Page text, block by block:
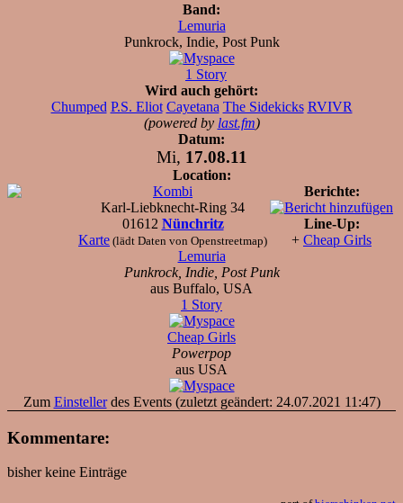
Band:
Lemuria
Punkrock, Indie, Post Punk
1 Story
Wird auch gehört:
Chumped P.S. Eliot Cayetana The Sidekicks RVIVR
(powered by last.fm)
Datum:
Mi, 17.08.11
Location:
Kombi
Karl-Liebknecht-Ring 34
01612 Nünchritz
Karte (lädt Daten von Openstreetmap)
Berichte:
Line-Up:
+ Cheap Girls
Lemuria
Punkrock, Indie, Post Punk
aus Buffalo, USA
1 Story
Cheap Girls
Powerpop
aus USA
Zum Einstellerdes Events (zuletzt geändert: 24.07.2021 11:47)
Kommentare:
bisher keine Einträge